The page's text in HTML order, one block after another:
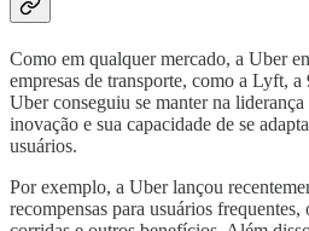
Como em qualquer mercado, a Uber
empresas de transporte, como a Lyft,
Uber conseguiu se manter na liderança
inovação e sua capacidade de se
usuários.
Por exemplo, a Uber lançou
recompensas para usuários